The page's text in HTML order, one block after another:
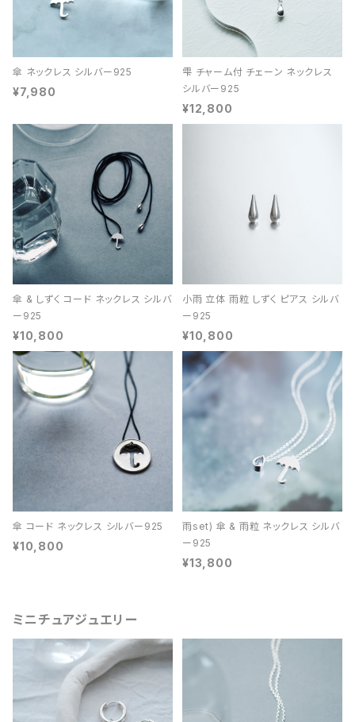
傘 ネックレス シルバー925
¥7,980
雫 チャーム付 チェーン ネックレス
シルバー925
¥12,800
傘 & しずく コード ネックレス シルバ
ー925
¥10,800
小雨 立体 雨粒 しずく ピアス シルバ
ー925
¥10,800
傘 コード ネックレス シルバー925
¥10,800
雨set) 傘 & 雨粒 ネックレス シルバ
ー925
¥13,800
ミニチュアジュエリー